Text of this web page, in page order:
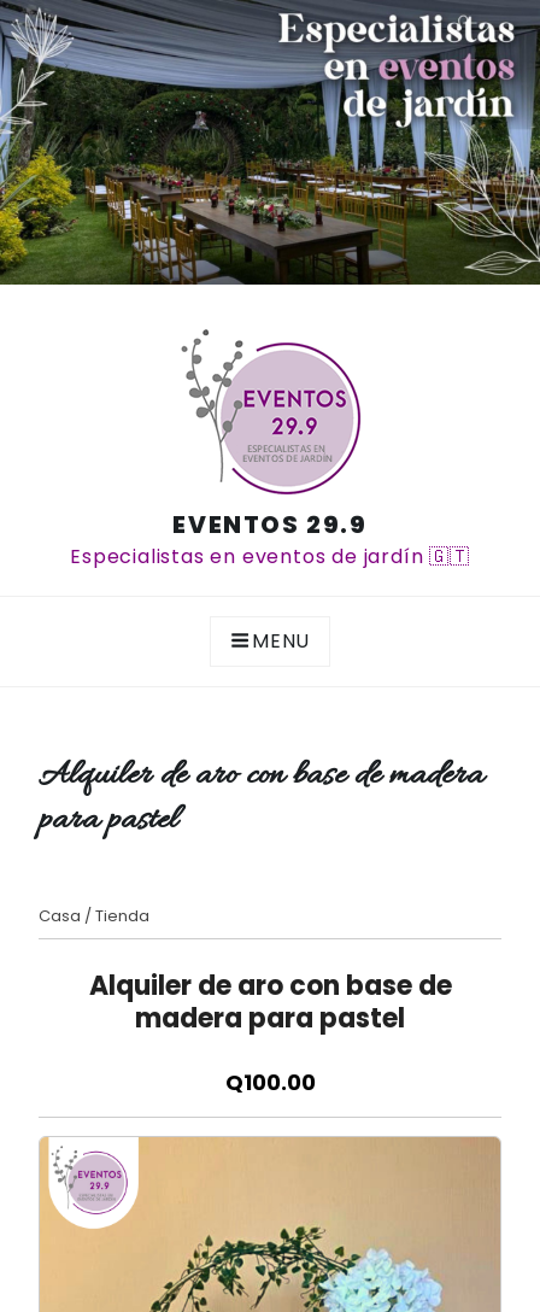
EVENTOS 29.9
Especialistas en eventos de jardín 🇬🇹
MENU
Alquiler de aro con base de madera
para pastel
Casa /Tienda
Alquiler de aro con base de
madera para pastel
Q100.00